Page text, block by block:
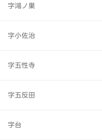
字鴻ノ巣
字小佐治
字五性寺
字五反田
字台